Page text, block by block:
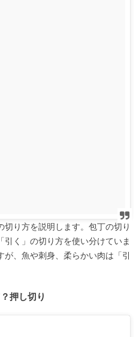
り方を説明します。包丁の切り
く」の切り方を使い分けていま
、魚や刺身、柔らかい肉は「引
押し切り